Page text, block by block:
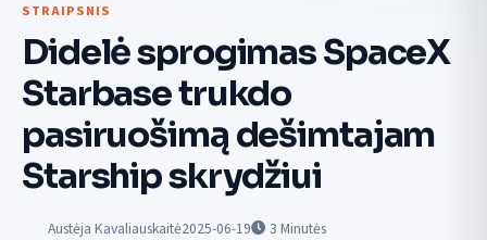
STRAIPSNIS
Didelė sprogimas SpaceX
Starbase trukdo
pasiruošimą dešimtajam
Starship skrydžiui
Austėja Kavaliauskaitė2025-06-19 3 Minutės